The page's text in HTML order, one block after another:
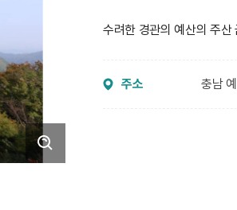
수려한 경관의 예산의 주산
주소 충남